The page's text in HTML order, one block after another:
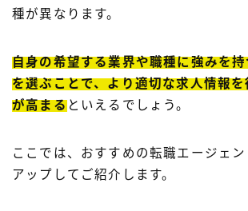
種が異なります。
自身の希望する業界や職種に強みを
を選ぶことで、より適切な求人情報
が高まる といえるでしょう。
ここでは、おすすめの転職エージェ
アップしてご紹介します。